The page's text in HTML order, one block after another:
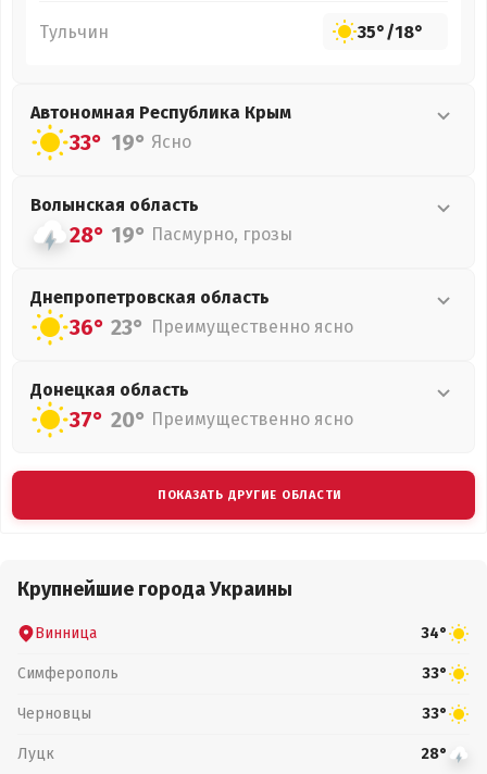
Тульчин 35°/18°
Автономная Республика Крым
33° 19° Ясно
Волынская область
28° 19° Пасмурно, грозы
Днепропетровская область
36° 23° Преимущественно ясно
Донецкая область
37° 20° Преимущественно ясно
ПОКАЗАТЬ ДРУГИЕ ОБЛАСТИ
Крупнейшие города Украины
Винница 34°
Симферополь 33°
Черновцы 33°
Луцк 28°